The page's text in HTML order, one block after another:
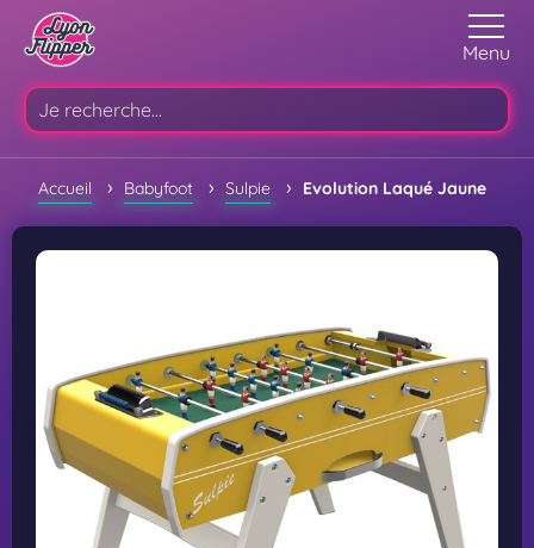
Menu
Accueil › Babyfoot › Sulpie › Evolution Laqué Jaune